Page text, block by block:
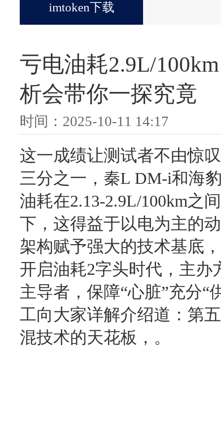
imtoken下载
亏电油耗2.9L/
析会带你一探究竟
时间：2025-10-11 14:17
这一成绩让测试者不由惊叹
三分之一，秦L DM-i和海
油耗在2.13-2.9L/100km之
下，这得益于以电为主的
架构赋予强大的技术基底
开启油耗2字头时代，主
主导者，保障“心脏”充分“
工向大家详解介绍道：第
混技术的天花板，。